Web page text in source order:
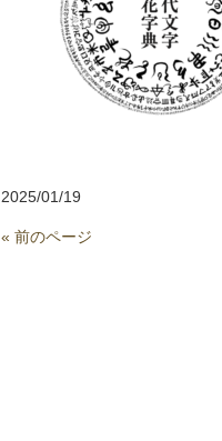
2025/01/19
« 前のページ